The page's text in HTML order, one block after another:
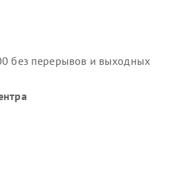
без перерывов и выходных